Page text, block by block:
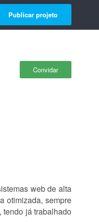
Publicar projeto
Convidar
web de alta
otimizada, sempre
já trabalhado